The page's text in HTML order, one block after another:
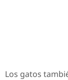
Los gatos